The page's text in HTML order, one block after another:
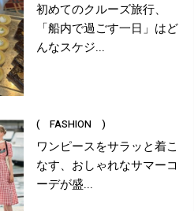
初めてのクルーズ旅行、
「船内で過ごす一日」はど
んなスケジ...
( FASHION )
ワンピースをサラッと着こ
なす、おしゃれなサマーコ
ーデが盛...